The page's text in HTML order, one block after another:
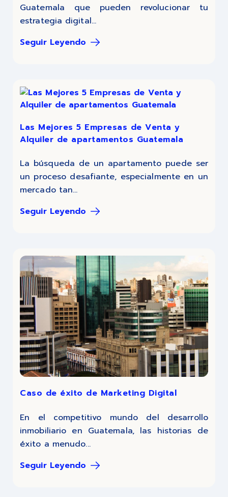
Guatemala que pueden revolucionar tu
estrategia digital...
Seguir Leyendo
Las Mejores 5 Empresas de Venta y
Alquiler de apartamentos Guatemala
La búsqueda de un apartamento puede ser
un proceso desafiante, especialmente en un
mercado tan...
Seguir Leyendo
Caso de éxito de Marketing Digital
En el competitivo mundo del desarrollo
inmobiliario en Guatemala, las historias de
éxito a menudo...
Seguir Leyendo